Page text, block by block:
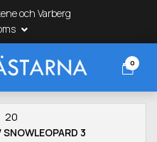
och Varberg
0
20
3